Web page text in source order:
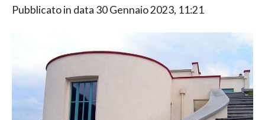
Pubblicato in data 30 Gennaio 2023, 11:21